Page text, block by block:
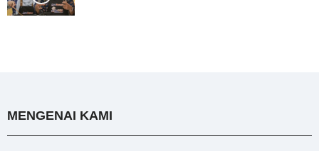
MENGENAI KAMI